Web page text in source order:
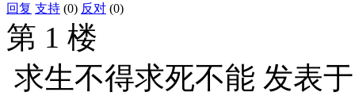
回复 支持 (0) 反对 (0)
第 1 楼
求生不得求死不能 发表